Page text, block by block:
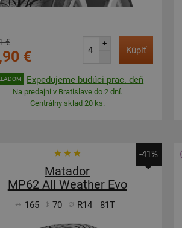
€
€
+
–
Kúpiť
Expedujeme budúci prac. deň
Na predajni v Bratislave do 2 dní.
Centrálny sklad 20 ks.
-41%
Matador
MP62 All Weather Evo
165 70 R14 81T